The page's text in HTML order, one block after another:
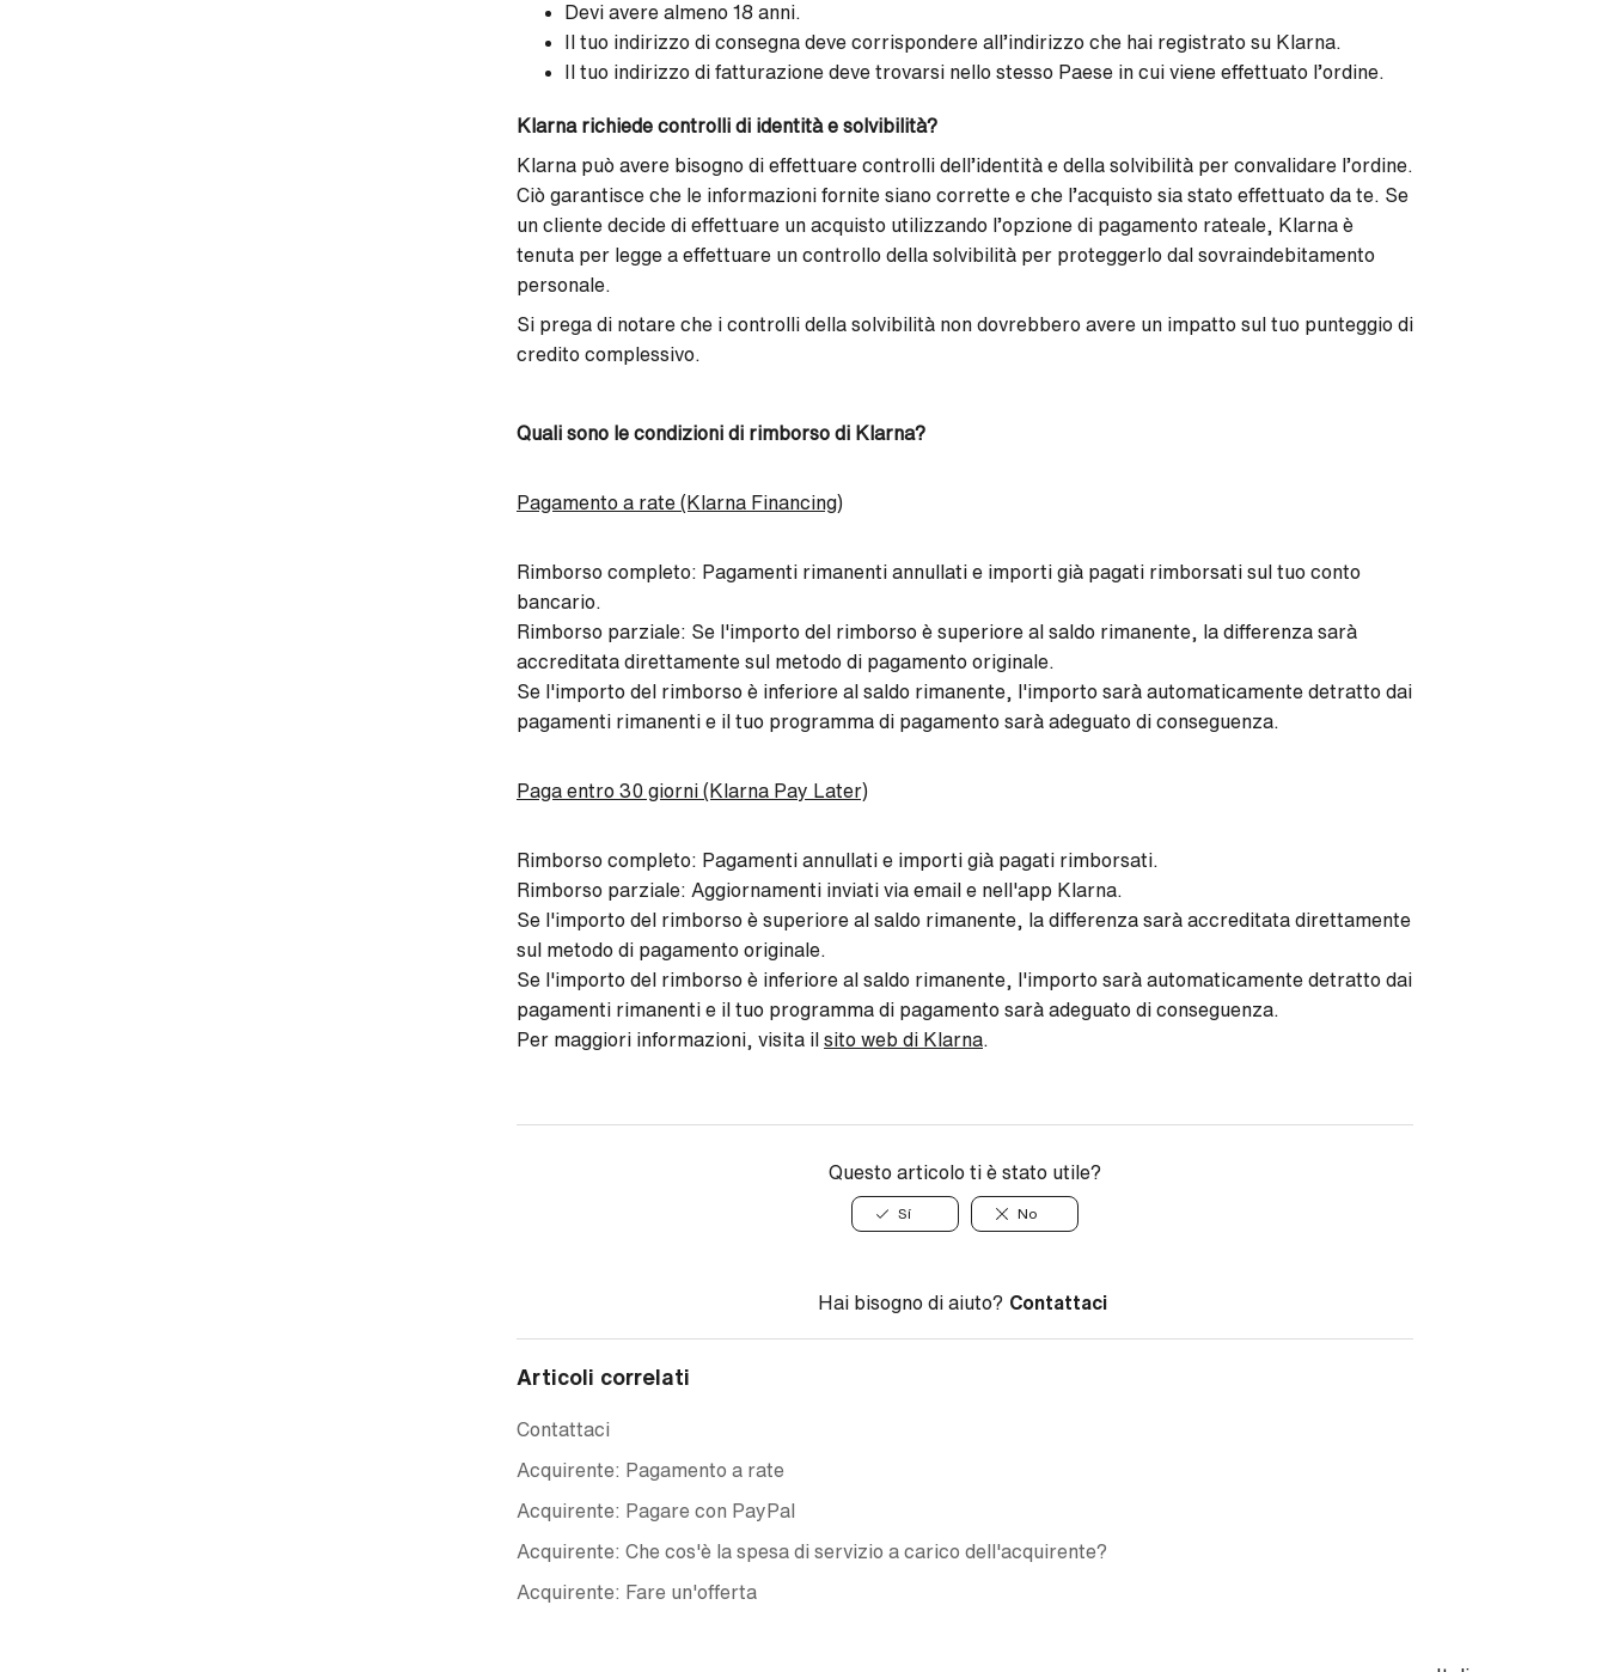
Devi avere almeno 18 anni.
Il tuo indirizzo di consegna deve corrispondere all’indirizzo che hai registrato su Klarna.
Il tuo indirizzo di fatturazione deve trovarsi nello stesso Paese in cui viene effettuato l’ordine.
Klarna richiede controlli di identità e solvibilità?
Klarna può avere bisogno di effettuare controlli dell’identità e della solvibilità per convalidare l’ordine.
Ciò garantisce che le informazioni fornite siano corrette e che l’acquisto sia stato effettuato da te. Se
un cliente decide di effettuare un acquisto utilizzando l’opzione di pagamento rateale, Klarna è
tenuta per legge a effettuare un controllo della solvibilità per proteggerlo dal sovraindebitamento
personale.
Si prega di notare che i controlli della solvibilità non dovrebbero avere un impatto sul tuo punteggio di
credito complessivo.
Quali sono le condizioni di rimborso di Klarna?
Pagamento a rate (Klarna Financing)
Rimborso completo: Pagamenti rimanenti annullati e importi già pagati rimborsati sul tuo conto
bancario.
Rimborso parziale: Se l'importo del rimborso è superiore al saldo rimanente, la differenza sarà
accreditata direttamente sul metodo di pagamento originale.
Se l'importo del rimborso è inferiore al saldo rimanente, l'importo sarà automaticamente detratto dai
pagamenti rimanenti e il tuo programma di pagamento sarà adeguato di conseguenza.
Paga entro 30 giorni (Klarna Pay Later)
Rimborso completo: Pagamenti annullati e importi già pagati rimborsati.
Rimborso parziale: Aggiornamenti inviati via email e nell'app Klarna.
Se l'importo del rimborso è superiore al saldo rimanente, la differenza sarà accreditata direttamente
sul metodo di pagamento originale.
Se l'importo del rimborso è inferiore al saldo rimanente, l'importo sarà automaticamente detratto dai
pagamenti rimanenti e il tuo programma di pagamento sarà adeguato di conseguenza.
Per maggiori informazioni, visita il sito web di Klarna.
Questo articolo ti è stato utile?
Sí No
Hai bisogno di aiuto? Contattaci
Articoli correlati
Contattaci
Acquirente: Pagamento a rate
Acquirente: Pagare con PayPal
Acquirente: Che cos'è la spesa di servizio a carico dell'acquirente?
Acquirente: Fare un'offerta